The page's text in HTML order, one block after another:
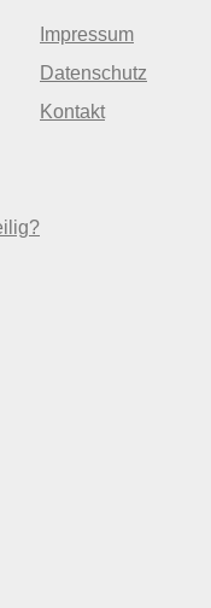
Impressum
Datenschutz
Kontakt